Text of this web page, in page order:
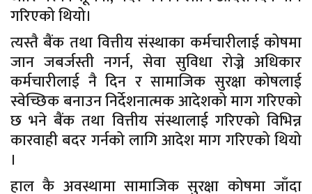
गरिएको थियो।
त्यस्तै बैंक तथा वित्तीय संस्थाका कर्मचारीलाई कोषमा
जान जबर्जस्ती नगर्न, सेवा सुविधा रोज्ने अधिकार
कर्मचारीलाई नै दिन र सामाजिक सुरक्षा कोषलाई
स्वेच्छिक बनाउन निर्देशनात्मक आदेशको माग गरिएको
छ भने बैंक तथा वित्तीय संस्थालाई गरिएको विभिन्न
कारवाही बदर गर्नको लागि आदेश माग गरिएको थियो
।
हाल कै अवस्थामा सामाजिक सुरक्षा कोषमा जाँदा